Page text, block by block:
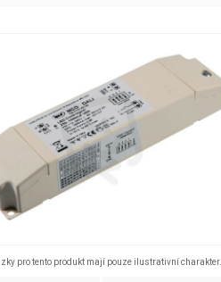
pro tento produkt mají pouze ilustrativní charakter.